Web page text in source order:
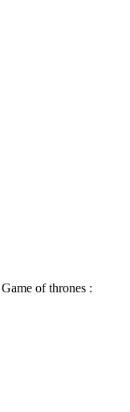
of thrones :